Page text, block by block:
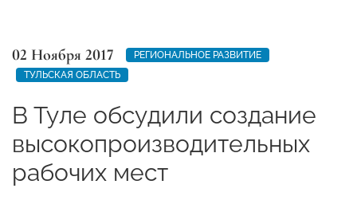
02 Ноября 2017
РЕГИОНАЛЬНОЕ РАЗВИТИЕ
ТУЛЬСКАЯ ОБЛАСТЬ
В Туле обсудили создание
высокопроизводительных
рабочих мест